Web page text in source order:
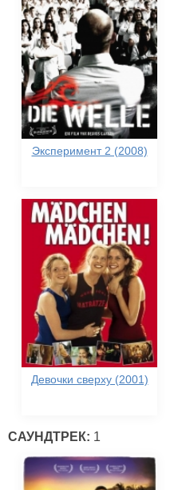
Эксперимент 2 (2008)
Девочки сверху (2001)
САУНДТРЕК: 1